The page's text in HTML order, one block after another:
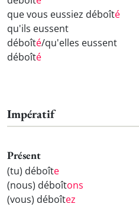
que vous eussiez déboîté
qu'ils eussent
déboîté/qu'elles eussent
déboîté
Impératif
Présent
(tu) déboîte
(nous) déboîtons
(vous) déboîtez